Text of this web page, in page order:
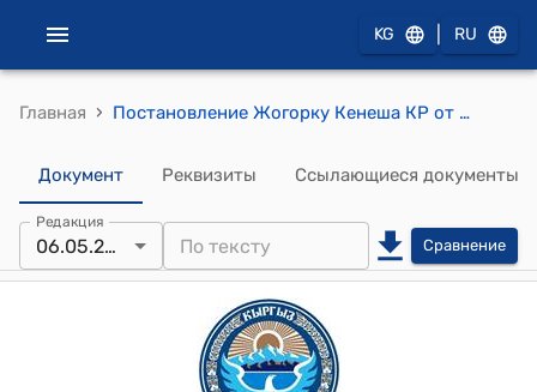
KG RU
Главная › Постановление Жогорку Кенеша КР от 6 мая 2015 года № 5069-V "О принятии во втором чтении проекта Закона Кыргызской Республики "О внесении дополнения в Земельный кодекс Кыргызской Республики"
Документ Реквизиты Ссылающиеся документы
Редакция
06.05.2015 Сравнение